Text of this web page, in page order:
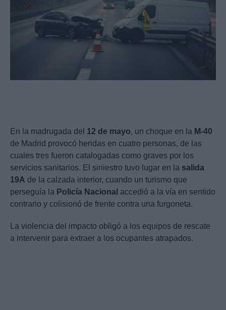
En la madrugada del 12 de mayo, un choque en la M-40
de Madrid provocó heridas en cuatro personas, de las
cuales tres fueron catalogadas como graves por los
servicios sanitarios. El siniestro tuvo lugar en la salida
19A de la calzada interior, cuando un turismo que
perseguía la Policía Nacional accedió a la vía en sentido
contrario y colisionó de frente contra una furgoneta.
La violencia del impacto obligó a los equipos de rescate
a intervenir para extraer a los ocupantes atrapados.